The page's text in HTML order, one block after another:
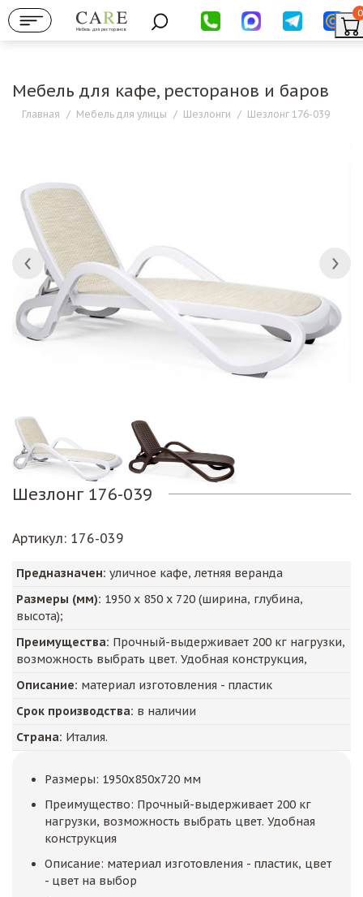
Мебель для ресторанов
0
Мебель для кафе, ресторанов и баров
Главная / Мебель для улицы / Шезлонги / Шезлонг 176-039
Шезлонг 176-039
Артикул: 176-039
Предназначен: уличное кафе, летняя веранда
Размеры (мм): 1950 х 850 х 720 (ширина, глубина,
высота);
Преимущества: Прочный-выдерживает 200 кг нагрузки,
возможность выбрать цвет. Удобная конструкция,
Описание: материал изготовления - пластик
Срок производства: в наличии
Страна: Италия.
Размеры: 1950x850x720 мм
Преимущество: Прочный-выдерживает 200 кг
нагрузки, возможность выбрать цвет. Удобная
конструкция
Описание: материал изготовления - пластик, цвет
- цвет на выбор